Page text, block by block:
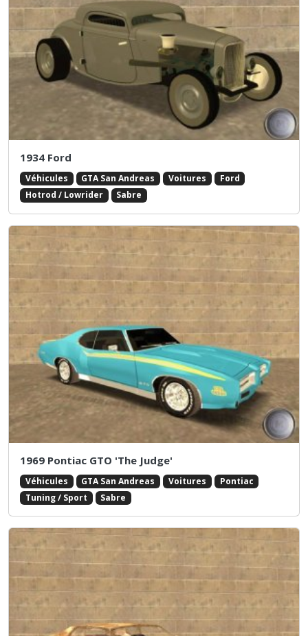
1934 Ford
Véhicules GTA San Andreas Voitures
Ford
Hotrod / Lowrider
Sabre
1969 Pontiac GTO 'The Judge'
Véhicules GTA San Andreas Voitures
Pontiac
Tuning / Sport
Sabre